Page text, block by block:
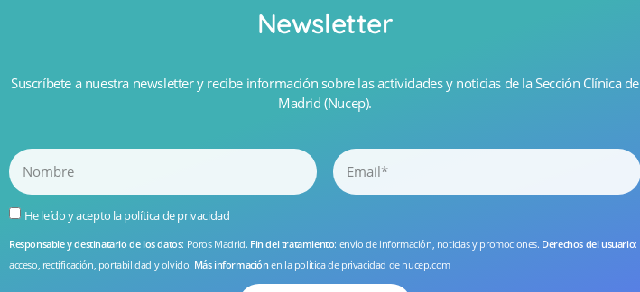
Newsletter
Suscríbete a nuestra newsletter y recibe información sobre las actividades y noticias de la Sección Clínica de
Madrid (Nucep).
He leído y acepto lapolítica de privacidad
Responsable y destinatario de los datos: Poros Madrid. Fin del tratamiento: envío de información, noticias y promociones. Derechos del usuario:
acceso, rectificación, portabilidad y olvido. Más información en la política de privacidad de nucep.com